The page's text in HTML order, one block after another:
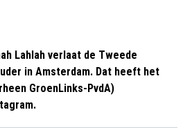
Lahlah verlaat de Tweede
in Amsterdam. Dat heeft het
GroenLinks-PvdA)